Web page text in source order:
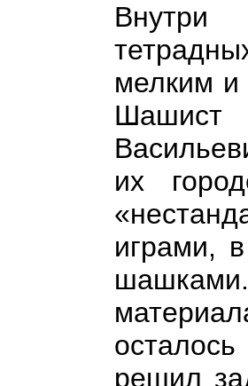
Внутри
мелким и
Шашист
их
играми,
решил